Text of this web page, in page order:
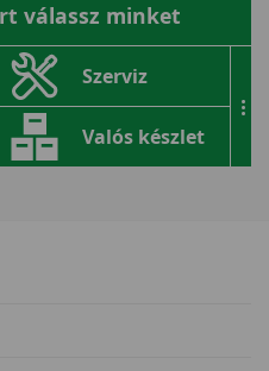
válassz minket
Szerviz
Valós készlet
...